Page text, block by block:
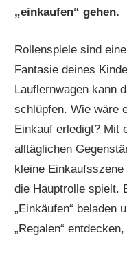
„einkaufen“ gehen.
Rollenspiele sind
Fantasie deines
Lauflernwagen kann
schlüpfen. Wie wäre
Einkauf erledigt? Mit
alltäglichen
kleine
die Hauptrolle spielt.
„Einkäufen“ beladen
„Regalen“